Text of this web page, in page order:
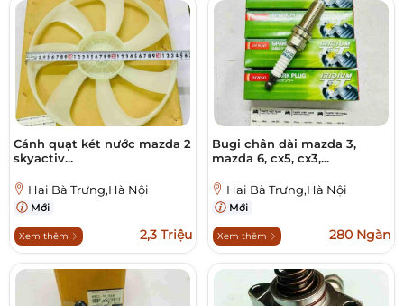
Cánh quạt két nước mazda 2
skyactiv...
Hai Bà Trưng,Hà Nội
Mới
Xem thêm 2,3 Triệu
Bugi chân dài mazda 3,
mazda 6, cx5, cx3,...
Hai Bà Trưng,Hà Nội
Mới
Xem thêm 280 Ngàn